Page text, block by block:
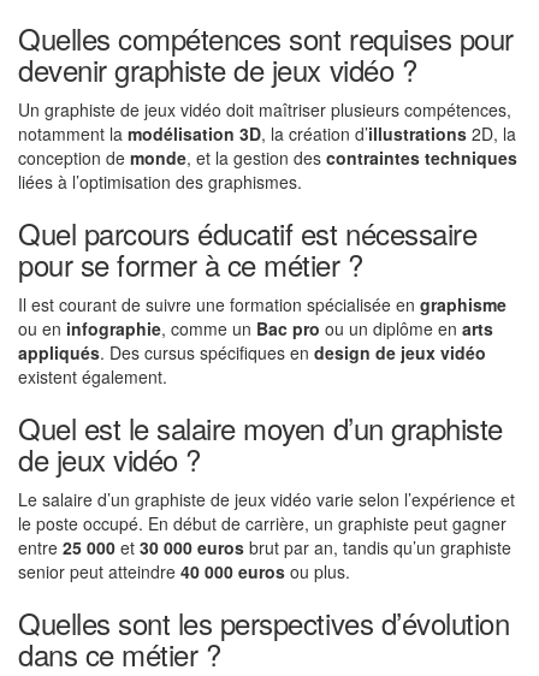
Quelles compétences sont requises pour
devenir graphiste de jeux vidéo ?
Un graphiste de jeux vidéo doit maîtriser plusieurs compétences,
notamment la modélisation 3D, la création d’illustrations 2D, la
conception de monde, et la gestion des contraintes techniques
liées à l’optimisation des graphismes.
Quel parcours éducatif est nécessaire
pour se former à ce métier ?
Il est courant de suivre une formation spécialisée en graphisme
ou en infographie, comme un Bac pro ou un diplôme en arts
appliqués. Des cursus spécifiques en design de jeux vidéo
existent également.
Quel est le salaire moyen d’un graphiste
de jeux vidéo ?
Le salaire d’un graphiste de jeux vidéo varie selon l’expérience et
le poste occupé. En début de carrière, un graphiste peut gagner
entre 25 000 et 30 000 euros brut par an, tandis qu’un graphiste
senior peut atteindre 40 000 euros ou plus.
Quelles sont les perspectives d’évolution
dans ce métier ?